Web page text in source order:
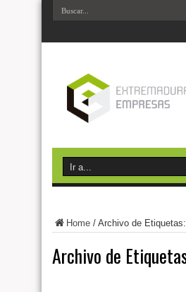
Home / Archivo de
Archivo de